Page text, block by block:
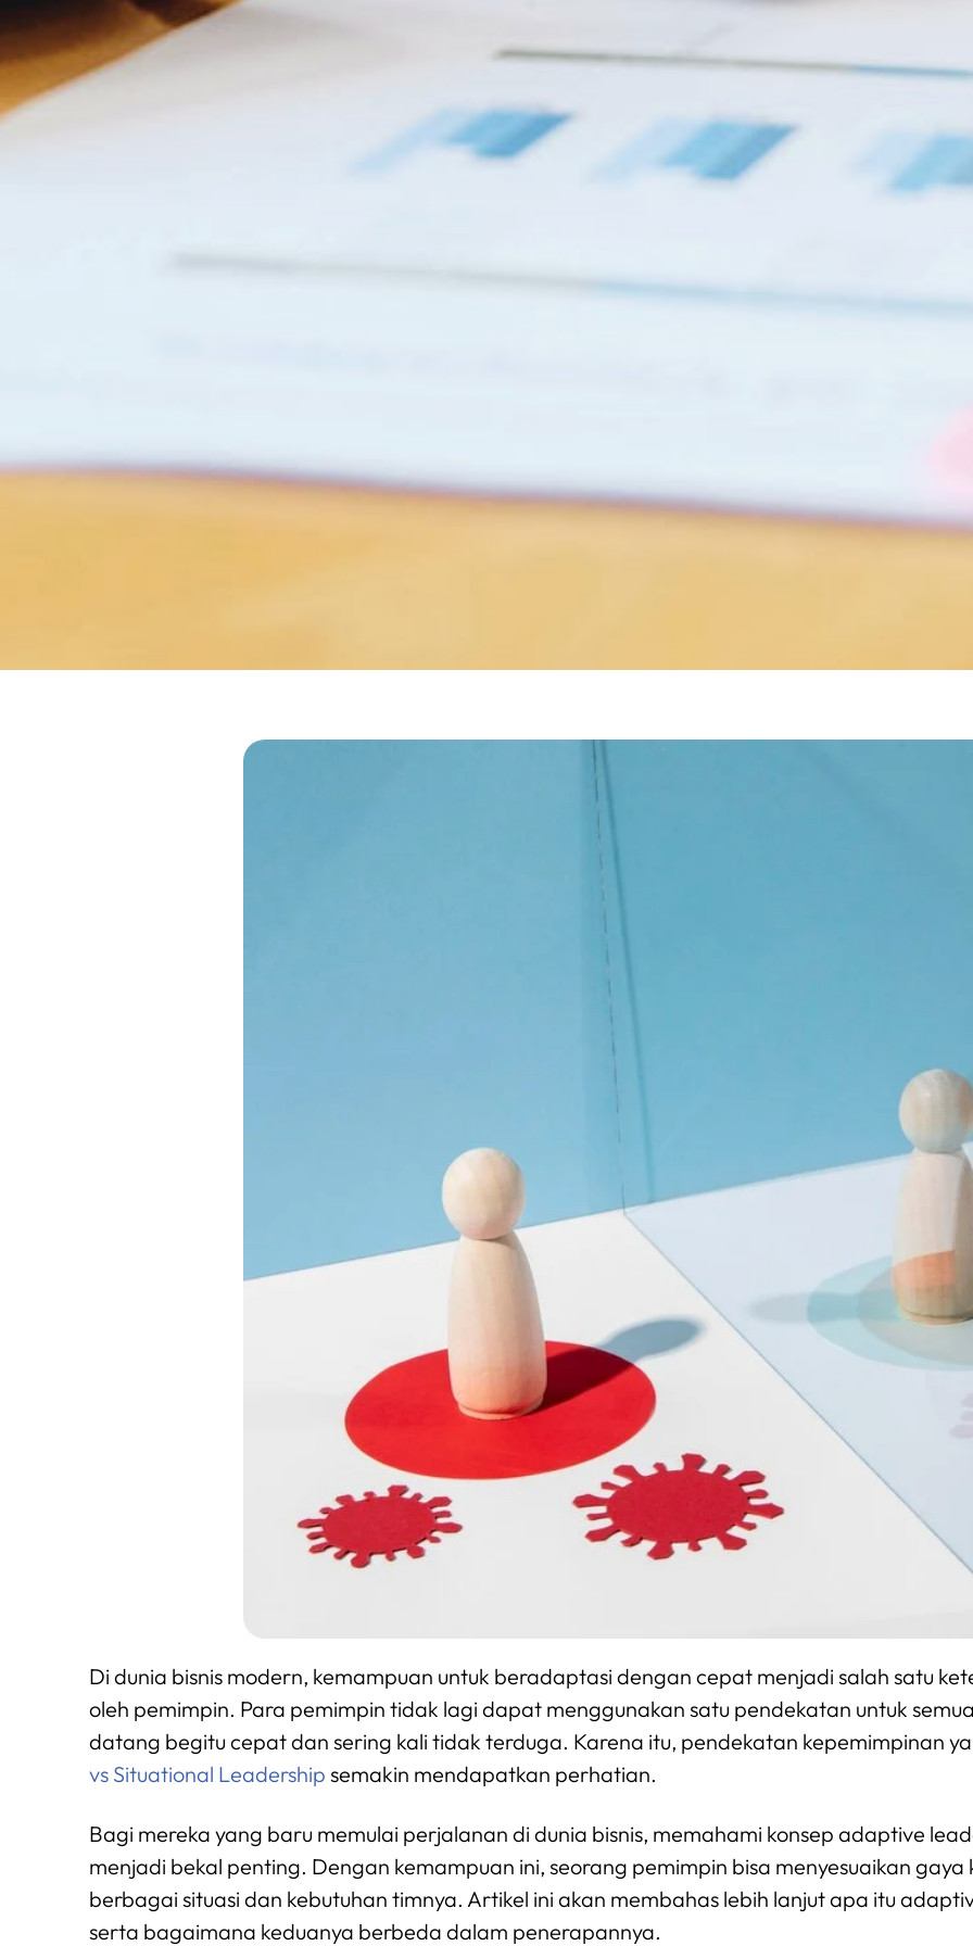
Di dunia bisnis modern, kemampuan untuk beradaptasi dengan cepat menjadi salah satu
oleh pemimpin. Para pemimpin tidak lagi dapat menggunakan satu pendekatan untuk
datang begitu cepat dan sering kali tidak terduga. Karena itu, pendekatan kepemimpinan
vs Situational Leadership semakin mendapatkan perhatian.
Bagi mereka yang baru memulai perjalanan di dunia bisnis, memahami konsep adaptive
menjadi bekal penting. Dengan kemampuan ini, seorang pemimpin bisa menyesuaikan
berbagai situasi dan kebutuhan timnya. Artikel ini akan membahas lebih lanjut apa itu
serta bagaimana keduanya berbeda dalam penerapannya.